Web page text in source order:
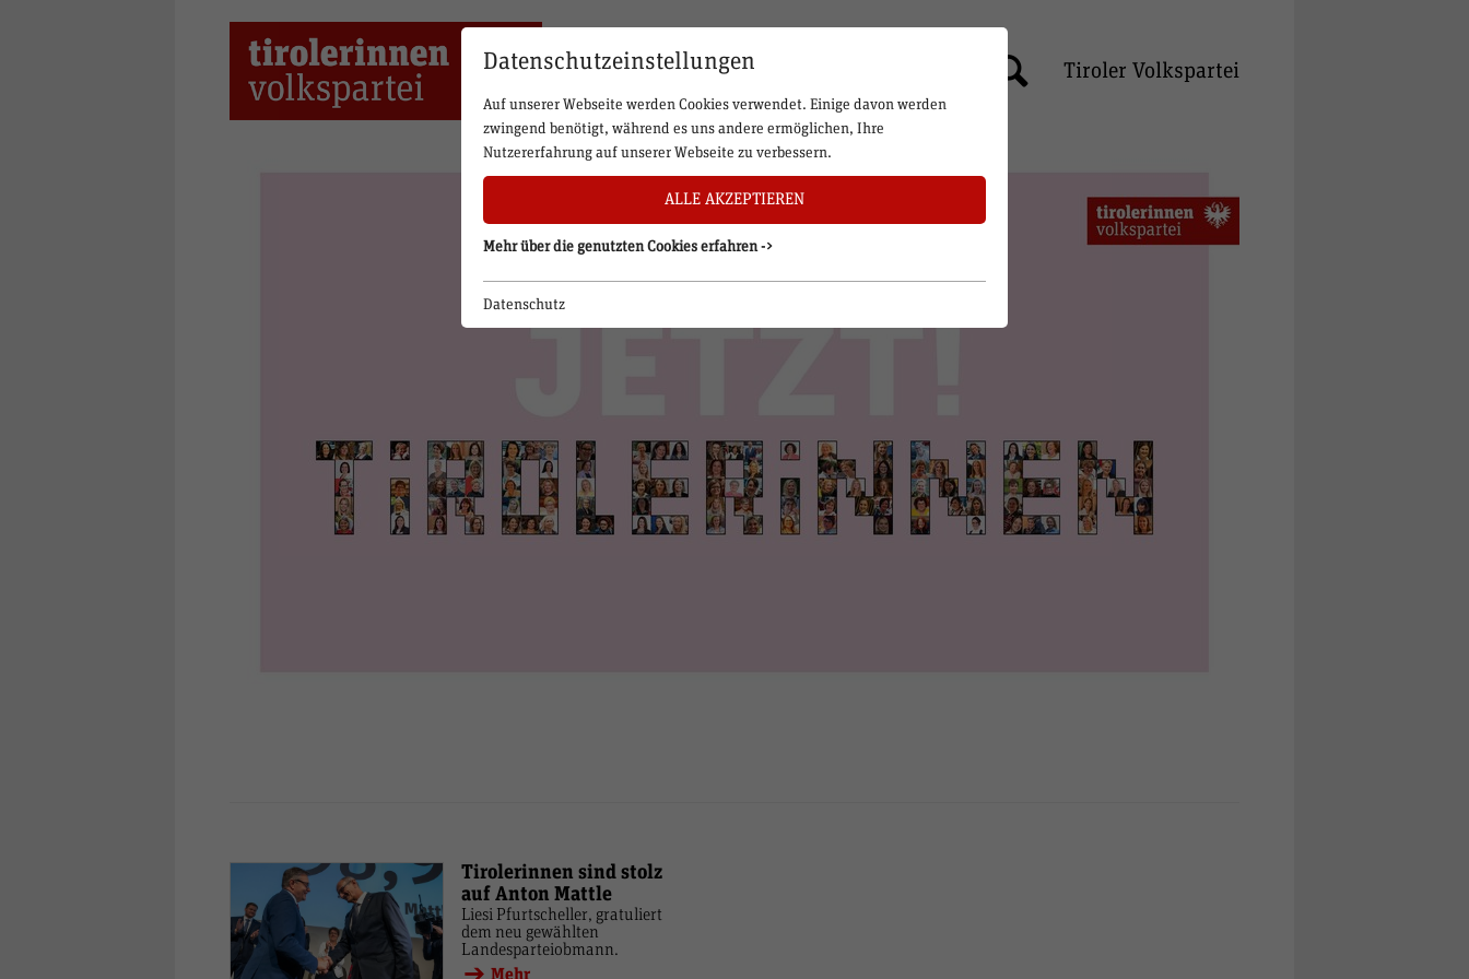
Tiroler Volkspartei
Tirolerinnen sind stolz
auf Anton Mattle
Liesi Pfurtscheller, gratuliert
dem neu gewählten
Landesparteiobmann.
Mehr
Datenschutzeinstellungen
Auf unserer Webseite werden Cookies verwendet. Einige davon werden
zwingend benötigt, während es uns andere ermöglichen, Ihre
Nutzererfahrung auf unserer Webseite zu verbessern.
ALLE AKZEPTIEREN
Mehr über die genutzten Cookies erfahren ->
Datenschutz